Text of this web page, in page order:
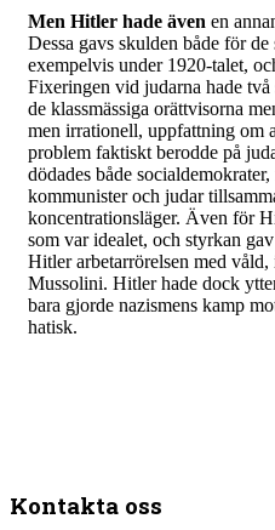
Men Hitler hade även en
Dessa gavs skulden både för
exempelvis under 1920-talet,
Fixeringen vid judarna hade
de klassmässiga orättvisorna
men irrationell, uppfattning om
problem faktiskt berodde på
dödades både
kommunister och judar
koncentrationsläger. Även för
som var idealet, och styrkan
Hitler arbetarrörelsen med
Mussolini. Hitler hade dock
bara gjorde nazismens kamp
hatisk.
Kontakta oss